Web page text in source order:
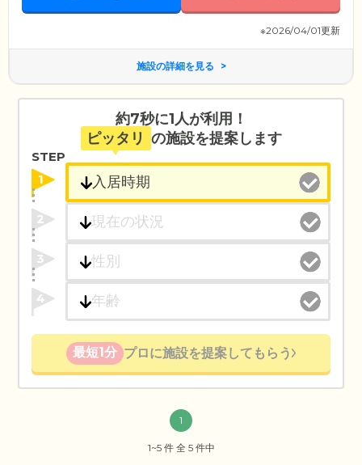
※2026/04/01更新
施設の詳細を見る
約7秒に1人が利用！
ピッタリ の施設を提案します
STEP
1
2
3
4
最短1分 プロに施設を提案してもらう
1
1~5 件 全 5 件中